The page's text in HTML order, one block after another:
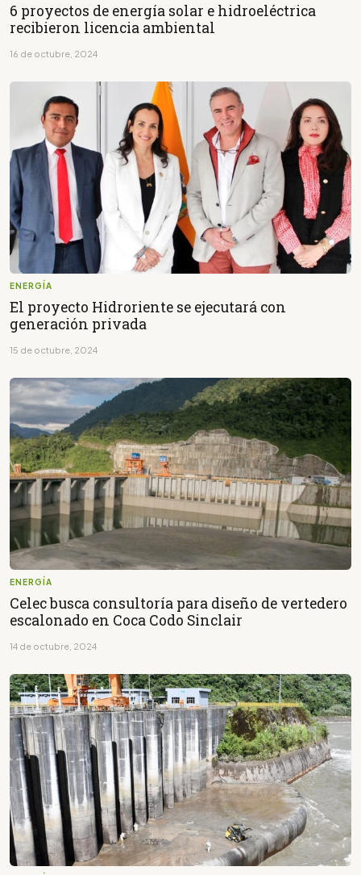
6 proyectos de energía solar e hidroeléctrica
recibieron licencia ambiental
16 de octubre, 2024
ENERGÍA
El proyecto Hidroriente se ejecutará con
generación privada
15 de octubre, 2024
ENERGÍA
Celec busca consultoría para diseño de vertedero
escalonado en Coca Codo Sinclair
14 de octubre, 2024